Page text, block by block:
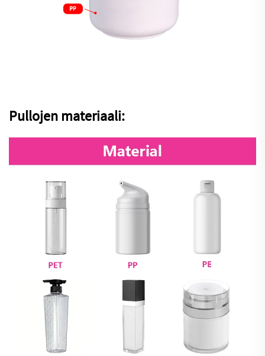
Pullojen materiaali: